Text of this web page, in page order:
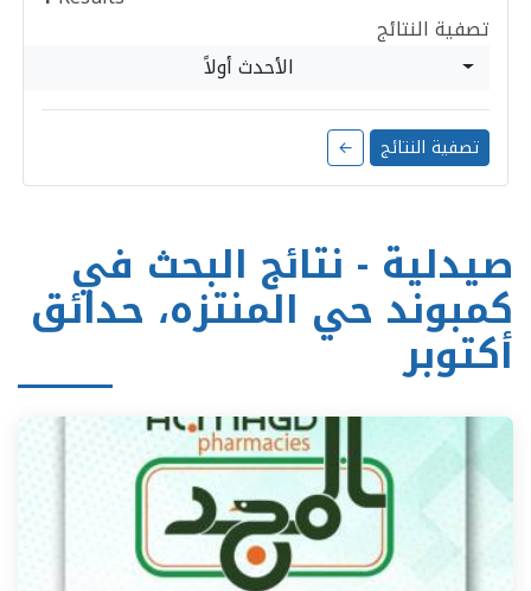
تصفية النتائج
الأحدث أولاً
← تصفية النتائج
صيدلية - نتائج البحث في
كمبوند حي المنتزه، حدائق
أكتوبر